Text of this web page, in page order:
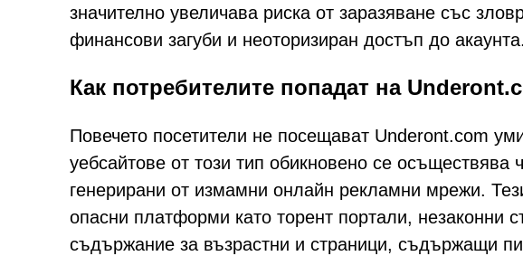
значително увеличава риска от заразяване със
финансови загуби и неоторизиран достъп до акаунта.
Как потребителите попадат на
Повечето посетители не посещават Underont.com
уебсайтове от този тип обикновено се осъществява
генерирани от измамни онлайн рекламни мрежи.
опасни платформи като торент портали, незаконни
съдържание за възрастни и страници, съдържащи